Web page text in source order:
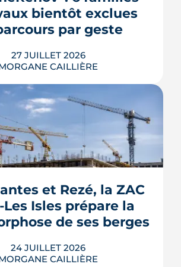
pour payer le juste
bientôt exclues
par geste
27 JUILLET 2026
CAILLIÈRE
prévoit de retirer six
travaux du parcours « par
MaPrimeRénov' au 1er
2026, sous réserve de la
des textes définitifs.
chauffe-eau
chauffage au bois
et Rezé, la ZAC
Isles prépare la
de ses berges
24 JUILLET 2026
CAILLIÈRE